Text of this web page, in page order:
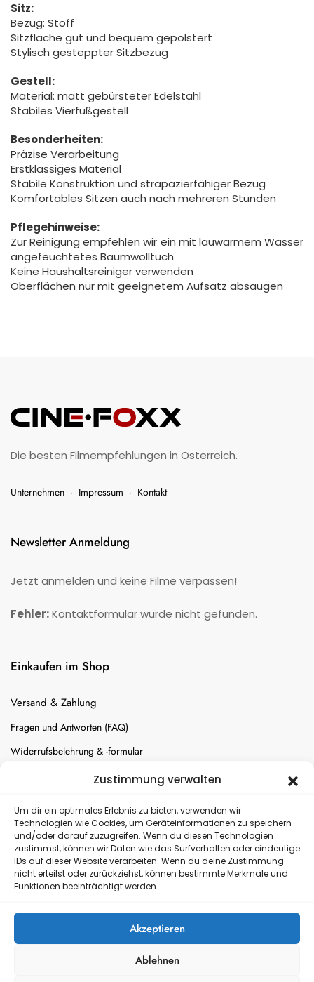
Zustimmung verwalten
Um dir ein optimales Erlebnis zu bieten, verwenden wir
Technologien wie Cookies, um Geräteinformationen zu speichern
und/oder darauf zuzugreifen. Wenn du diesen Technologien
zustimmst, können wir Daten wie das Surfverhalten oder eindeutige
IDs auf dieser Website verarbeiten. Wenn du deine Zustimmung
nicht erteilst oder zurückziehst, können bestimmte Merkmale und
Funktionen beeinträchtigt werden.
Akzeptieren
Ablehnen
Sitz:
Bezug: Stoff
Sitzfläche gut und bequem gepolstert
Stylisch gesteppter Sitzbezug
Gestell:
Material: matt gebürsteter Edelstahl
Stabiles Vierfußgestell
Besonderheiten:
Präzise Verarbeitung
Erstklassiges Material
Stabile Konstruktion und strapazierfähiger Bezug
Komfortables Sitzen auch nach mehreren Stunden
Pflegehinweise:
Zur Reinigung empfehlen wir ein mit lauwarmem Wasser
angefeuchtetes Baumwolltuch
Keine Haushaltsreiniger verwenden
Oberflächen nur mit geeignetem Aufsatz absaugen
Die besten Filmempfehlungen in Österreich.
Unternehmen · Impressum · Kontakt
Newsletter Anmeldung
Jetzt anmelden und keine Filme verpassen!
Fehler:Kontaktformular wurde nicht gefunden.
Einkaufen im Shop
Versand & Zahlung
Fragen und Antworten (FAQ)
Widerrufsbelehrung & -formular
Batterien-Entsorgung
Versand
Kostenloser Rückversand